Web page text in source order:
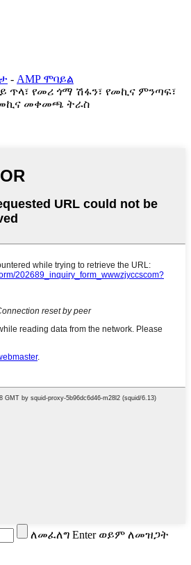
- AMP ሞባይል
ጥላ፣ የመሪ ጎማ ሽፋን፣ የመኪና ምንጣፍ፣
መቀመጫ ትራስ
ለመፈለግ Enter ወይም ለመዝጋት